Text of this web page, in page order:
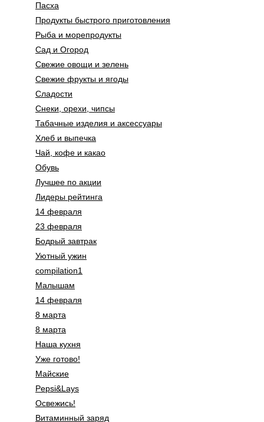
Пасха
Продукты быстрого приготовления
Рыба и морепродукты
Сад и Огород
Свежие овощи и зелень
Свежие фрукты и ягоды
Сладости
Снеки, орехи, чипсы
Табачные изделия и аксессуары
Хлеб и выпечка
Чай, кофе и какао
Обувь
Лучшее по акции
Лидеры рейтинга
14 февраля
23 февраля
Бодрый завтрак
Уютный ужин
compilation1
Малышам
14 февраля
8 марта
8 марта
Наша кухня
Уже готово!
Майские
Pepsi&Lays
Освежись!
Витаминный заряд